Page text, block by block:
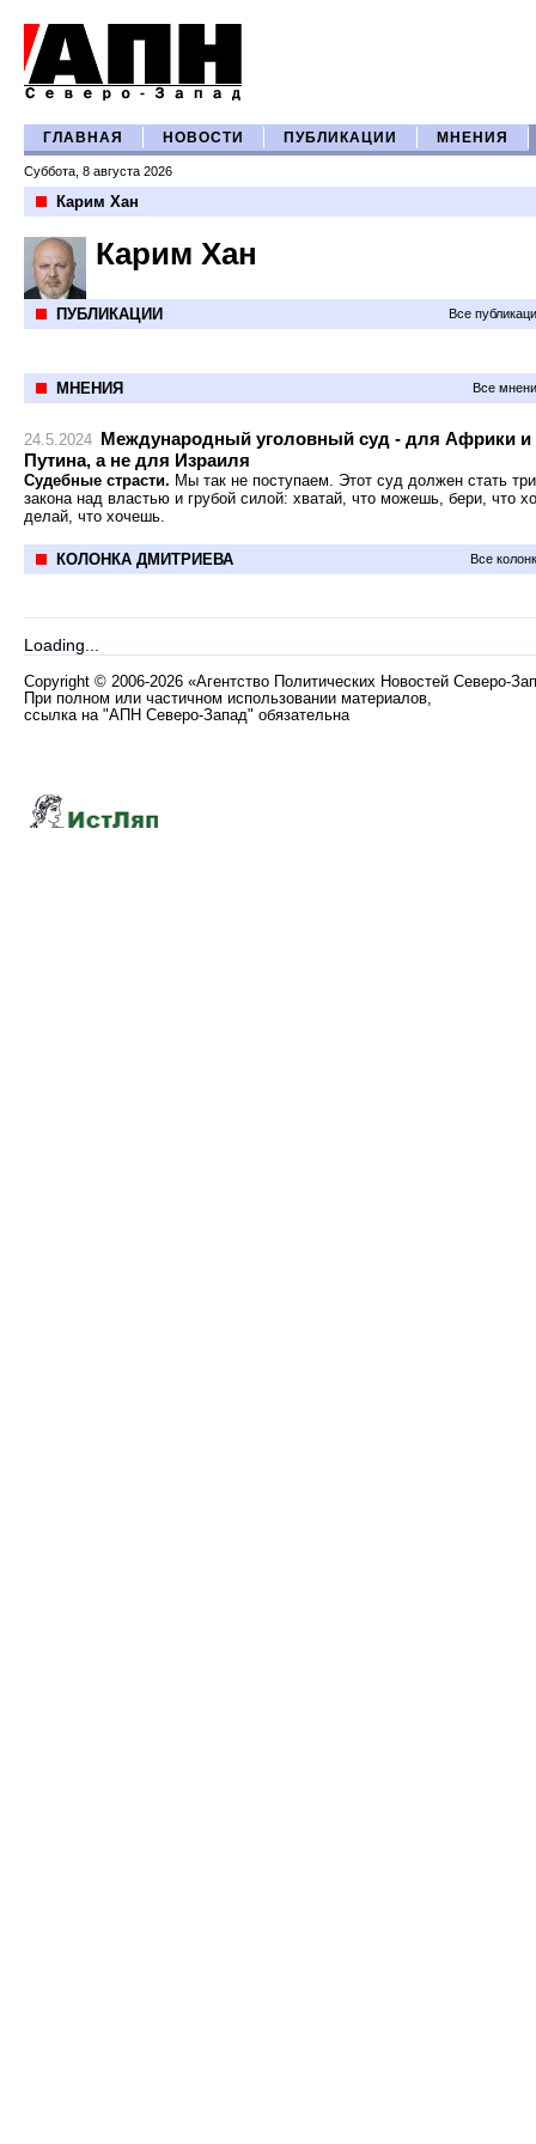
ГЛАВНАЯ НОВОСТИ ПУБЛИКАЦИИ МНЕНИЯ
Суббота, 8 августа 2026
Карим Хан
Карим Хан
ПУБЛИКАЦИИ Все
МНЕНИЯ Все
24.5.2024 Международный уголовный суд - для Африки и
Путина, а не для Израиля
Судебные страсти. Мы так не поступаем. Этот суд должен стать
закона над властью и грубой силой: хватай, что можешь, бери, что
делай, что хочешь.
КОЛОНКА ДМИТРИЕВА Все
Loading...
Copyright © 2006-2026 «Агентство Политических Новостей Северо-
При полном или частичном использовании материалов,
ссылка на "АПН Северо-Запад" обязательна